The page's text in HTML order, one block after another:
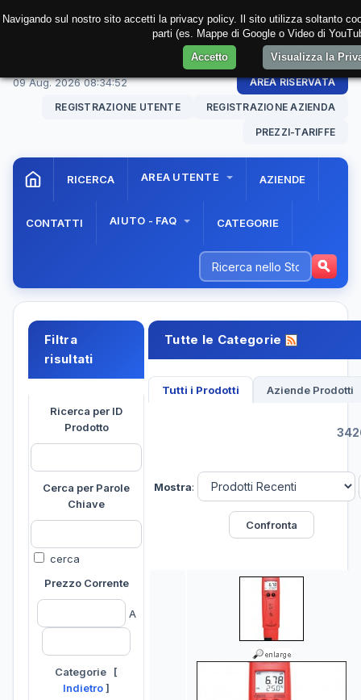
09 Aug. 202608:34:53 AREA RISERVATA
REGISTRAZIONE UTENTE REGISTRAZIONE AZIENDA
PREZZI-TARIFFE
RICERCA AREA UTENTE AZIENDE
CONTATTI AIUTO - FAQ CATEGORIE
Filtra
risultati
Ricerca per ID
Prodotto
Cerca per Parole
Chiave
cerca
Prezzo Corrente
A
Categorie [
Indietro]
Tutte le Categorie
Tutti i Prodotti Aziende Prodotti
Mostra:
Navigando sul nostro sito accetti la privacy policy. Il sito utilizza soltanto
parti (es. Mappe di Google o Video di
Accetto
Visualizza la